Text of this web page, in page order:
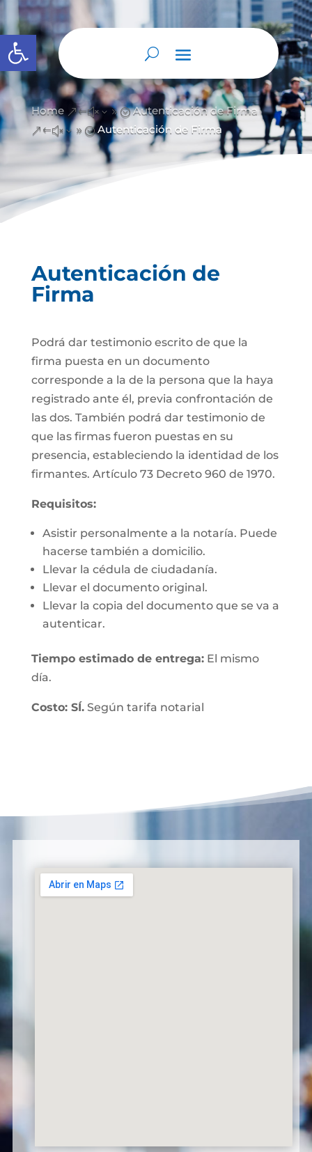
Abrir barra de herramientas
Home &#x39; Autenticación de Firma
&#x39; Autenticación de Firma
Autenticación de
Firma
Podrá dar testimonio escrito de que la
firma puesta en un documento
corresponde a la de la persona que la haya
registrado ante él, previa confrontación de
las dos. También podrá dar testimonio de
que las firmas fueron puestas en su
presencia, estableciendo la identidad de los
firmantes. Artículo 73 Decreto 960 de 1970.
Requisitos:
Asistir personalmente a la notaría. Puede
hacerse también a domicilio.
Llevar la cédula de ciudadanía.
Llevar el documento original.
Llevar la copia del documento que se va a
autenticar.
Tiempo estimado de entrega:El mismo
día.
Costo: SÍ.Según tarifa notarial